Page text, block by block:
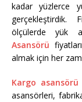
kadar yüzlerce
gerçekleştirdik.
ölçülerde yük
Asansörü
almak için her
Kargo asansörü
asansörleri,